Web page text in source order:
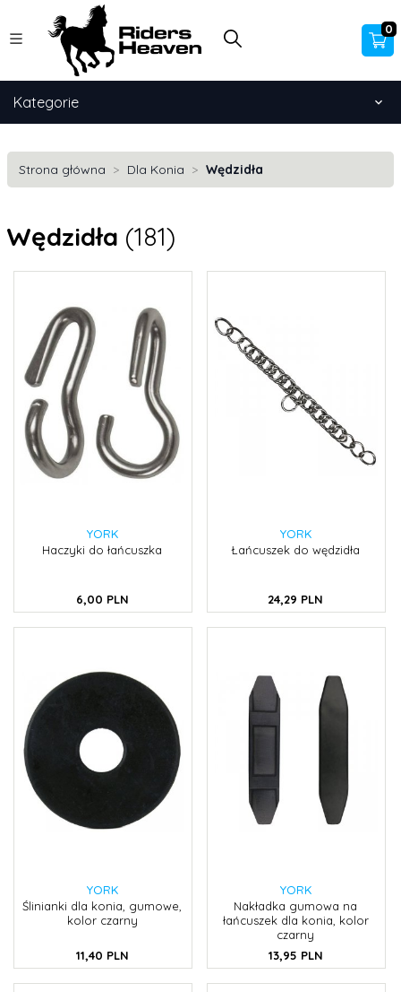
0
Kategorie
Strona główna Dla Konia Wędzidła
Wędzidła (181)
YORK
Haczyki do łańcuszka
6,00 PLN
YORK
Łańcuszek do wędzidła
24,29 PLN
YORK
Ślinianki dla konia, gumowe,
kolor czarny
11,40 PLN
YORK
Nakładka gumowa na
łańcuszek dla konia, kolor
czarny
13,95 PLN